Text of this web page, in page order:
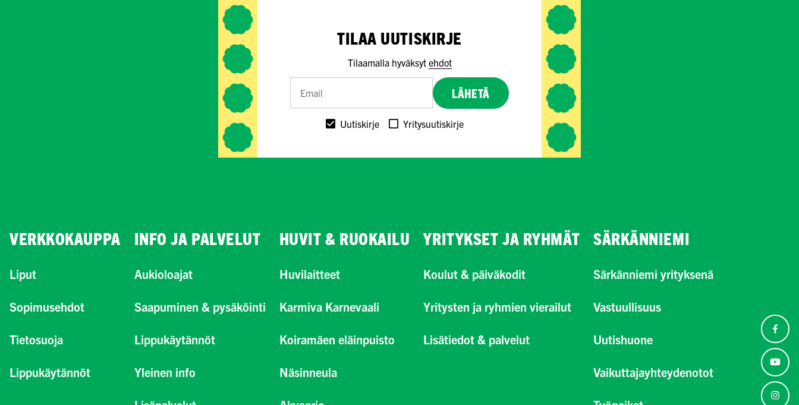
TILAA UUTISKIRJE
Tilaamalla hyväksyt ehdot
LÄHETÄ
Uutiskirje Yritysuutiskirje
VERKKOKAUPPA
Liput
Sopimusehdot
Tietosuoja
Lippukäytännöt
INFO JA PALVELUT
Aukioloajat
Saapuminen & pysäköinti
Lippukäytännöt
Yleinen info
HUVIT & RUOKAILU
Huvilaitteet
Karmiva Karnevaali
Koiramäen eläinpuisto
Näsinneula
YRITYKSET JA RYHMÄT
Koulut & päiväkodit
Yritysten ja ryhmien vierailut
Lisätiedot & palvelut
SÄRKÄNNIEMI
Särkänniemi yrityksenä
Vastuullisuus
Uutishuone
Vaikuttajayhteydenotot